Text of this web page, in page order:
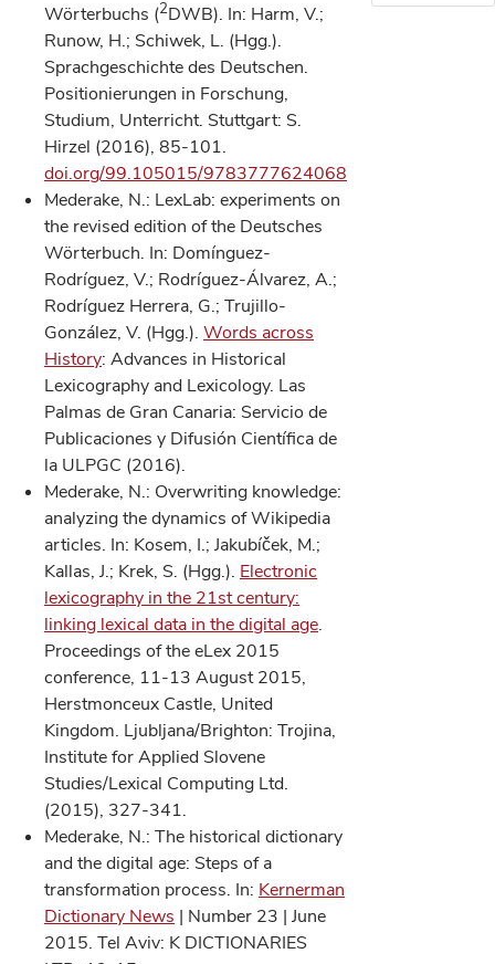
Wörterbuchs (2DWB). In: Harm, V.;
Runow, H.; Schiwek, L. (Hgg.).
Sprachgeschichte des Deutschen.
Positionierungen in Forschung,
Studium, Unterricht. Stuttgart: S.
Hirzel (2016), 85-101.
doi.org/99.105015/9783777624068
Mederake, N.: LexLab: experiments on
the revised edition of the Deutsches
Wörterbuch. In: Domínguez-
Rodríguez, V.; Rodríguez-Álvarez, A.;
Rodríguez Herrera, G.; Trujillo-
González, V. (Hgg.). Words across
History: Advances in Historical
Lexicography and Lexicology. Las
Palmas de Gran Canaria: Servicio de
Publicaciones y Difusión Científica de
la ULPGC (2016).
Mederake, N.: Overwriting knowledge:
analyzing the dynamics of Wikipedia
articles. In: Kosem, I.; Jakubíček, M.;
Kallas, J.; Krek, S. (Hgg.). Electronic
lexicography in the 21st century:
linking lexical data in the digital age.
Proceedings of the eLex 2015
conference, 11-13 August 2015,
Herstmonceux Castle, United
Kingdom. Ljubljana/Brighton: Trojina,
Institute for Applied Slovene
Studies/Lexical Computing Ltd.
(2015), 327-341.
Mederake, N.: The historical dictionary
and the digital age: Steps of a
transformation process. In: Kernerman
Dictionary News | Number 23 | June
2015. Tel Aviv: K DICTIONARIES